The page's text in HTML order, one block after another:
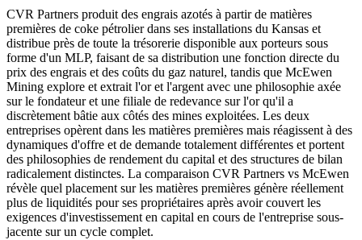
CVR Partners produit des engrais azotés à partir de matières
premières de coke pétrolier dans ses installations du Kansas et
distribue près de toute la trésorerie disponible aux porteurs sous
forme d'un MLP, faisant de sa distribution une fonction directe du
prix des engrais et des coûts du gaz naturel, tandis que McEwen
Mining explore et extrait l'or et l'argent avec une philosophie axée
sur le fondateur et une filiale de redevance sur l'or qu'il a
discrètement bâtie aux côtés des mines exploitées. Les deux
entreprises opèrent dans les matières premières mais réagissent à des
dynamiques d'offre et de demande totalement différentes et portent
des philosophies de rendement du capital et des structures de bilan
radicalement distinctes. La comparaison CVR Partners vs McEwen
révèle quel placement sur les matières premières génère réellement
plus de liquidités pour ses propriétaires après avoir couvert les
exigences d'investissement en capital en cours de l'entreprise sous-
jacente sur un cycle complet.